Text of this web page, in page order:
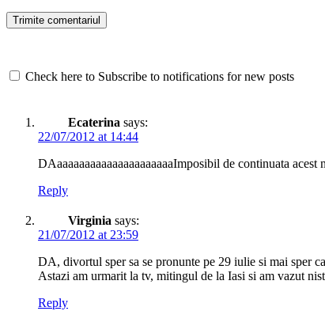
Check here to Subscribe to notifications for new posts
Ecaterina says:
22/07/2012 at 14:44
DAaaaaaaaaaaaaaaaaaaaaaImposibil de continuata
Reply
Virginia says:
21/07/2012 at 23:59
DA, divortul sper sa se pronunte pe 29 iulie si mai sper
Astazi am urmarit la tv, mitingul de la Iasi si am vazut
Reply